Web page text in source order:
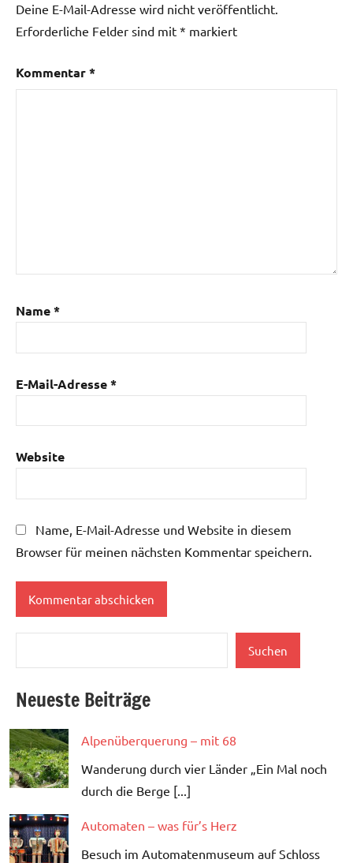
Deine E-Mail-Adresse wird nicht veröffentlicht.
Erforderliche Felder sind mit * markiert
Kommentar*
Name*
E-Mail-Adresse*
Website
Name, E-Mail-Adresse und Website in diesem
Browser für meinen nächsten Kommentar speichern.
Suchen
Neueste Beiträge
Alpenüberquerung – mit 68
Wanderung durch vier Länder „Ein Mal noch
durch die Berge [...]
Automaten – was für’s Herz
Besuch im Automatenmuseum auf Schloss